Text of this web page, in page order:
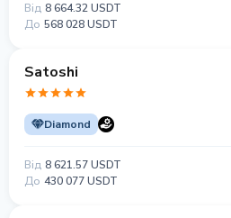
Від 8 664.32 USDT
До 568 028 USDT
Satoshi
Diamond
Від 8 621.57 USDT
До 430 077 USDT